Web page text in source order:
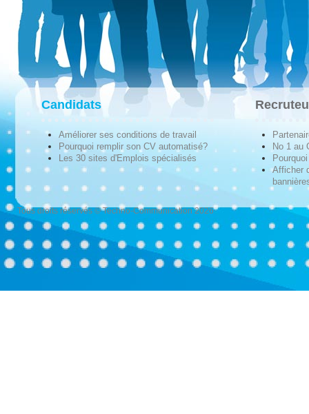
Candidats
Améliorer ses conditions de travail
Pourquoi remplir son CV automatisé?
Les 30 sites d'Emplois spécialisés
No 1 au
Afficher
Tous droits réservés © Techno-Communication 2026